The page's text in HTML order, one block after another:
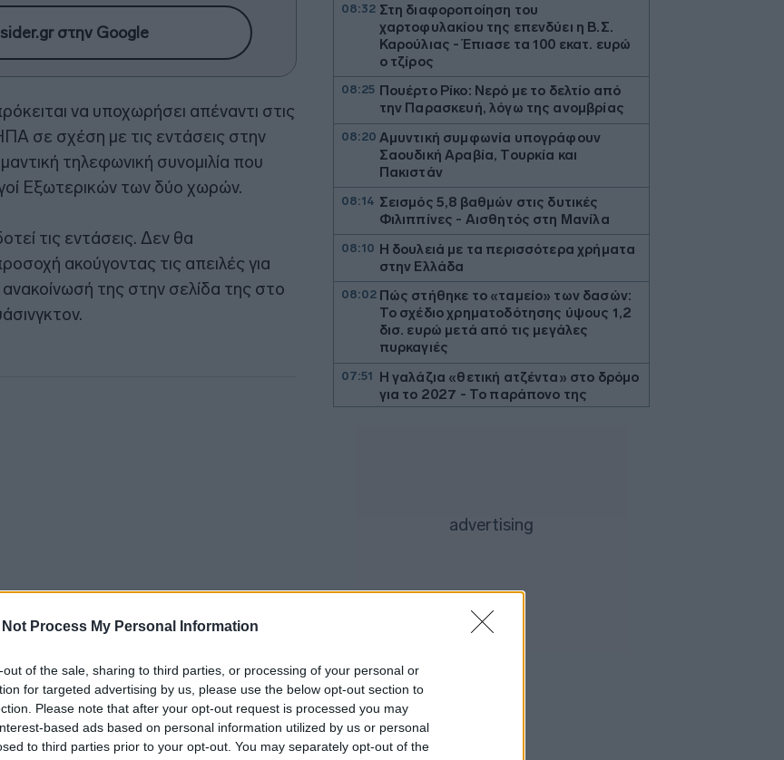
Not Process My Personal Information
out of the sale, sharing to third parties, or processing of your personal or
for targeted advertising by us, please use the below opt-out section to
Please note that after your opt-out request is processed you may
based ads based on personal information utilized by us or personal
to third parties prior to your opt-out. You may separately opt-out of the
στην Google
να υποχωρήσει απέναντι στις
σε σχέση με τις εντάσεις στην
τηλεφωνική συνομιλία που
Εξωτερικών των δύο χωρών.
τις εντάσεις. Δεν θα
ακούγοντας τις απειλές για
της στην σελίδα της στο
στις ΗΠΑ σε μήνυμα της
οποίο κατηγορείτο η Μόσχα ότι
προσάρτησε την χερσόνησο της
08:32 Στη διαφοροποίηση του
χαρτοφυλακίου της επενδύει η Β.Σ.
Καρούλιας - Έπιασε τα 100 εκατ. ευρώ
ο τζίρος
08:25 Πουέρτο Ρίκο: Νερό με το δελτίο από
την Παρασκευή, λόγω της ανομβρίας
08:20 Aμυντική συμφωνία υπογράφουν
Σαουδική Αραβία, Τουρκία και
Πακιστάν
08:14 Σεισμός 5,8 βαθμών στις δυτικές
Φιλιππίνες - Αισθητός στη Μανίλα
08:10 Η δουλειά με τα περισσότερα χρήματα
στην Ελλάδα
08:02 Πώς στήθηκε το «ταμείο» των δασών:
Το σχέδιο χρηματοδότησης ύψους 1,2
δισ. ευρώ μετά από τις μεγάλες
πυρκαγιές
07:51 Η γαλάζια «θετική ατζέντα» στο δρόμο
για το 2027 - Το παράπονο της
Καρυστιανού - Στον ΣΥΡΙΖΑ μελετούν
συνεχίζεται - Διαγραφή 6,5 δισ. ευρώ
«πράσινα», «κίτρινα» και «κόκκινα»
Τι φέρνει η ενεργειακή ρήτρα
ευρώ που «κλειδώνουν» για τη ΔΕΘ
07:10 Ρήτρα χωρίς «διαφυγή» - Αθόρυβα
πάνω από το 30% η UniCredit - Στην
τελική ευθεία το Καστέλι